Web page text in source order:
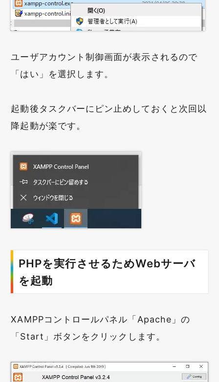
ユーザアカウント制御画面が表示されるので
「はい」を選択します。
起動後タスクバーにピン止めしておくと次回以
降起動が楽です。
PHPを実行させるためWebサーバ
を起動
XAMPPコントロールパネル「Apache」の
「Start」ボタンをクリックします。